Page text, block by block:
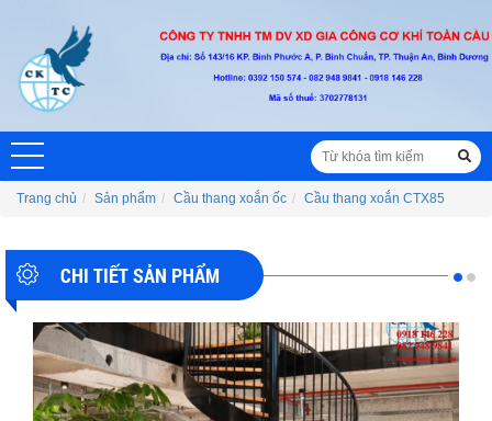
Trang chủ Sản phẩm Cầu thang xoắn ốc Cầu thang xoắn CTX85
CHI TIẾT SẢN PHẨM